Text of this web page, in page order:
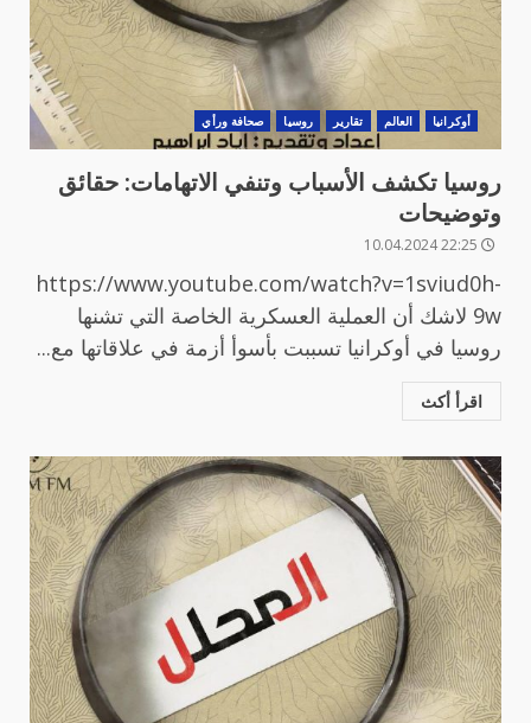
أوكرانيا العالم تقارير روسيا صحافة ورأي
رو‎سيا تكشف الأسباب وتنفي الاتهامات: حقائق
وتوضيحات
https://www.youtube.com/watch?v=1sviud0h-
9w لاشك أن العملية العسكرية الخاصة التي تشنها
روسيا في أوكرانيا تسببت بأسوأ أزمة في علاقاتها مع...
اقرأ أكث